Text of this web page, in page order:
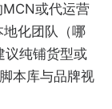
或代运营
地化团队（哪
议纯铺货型或
本库与品牌视